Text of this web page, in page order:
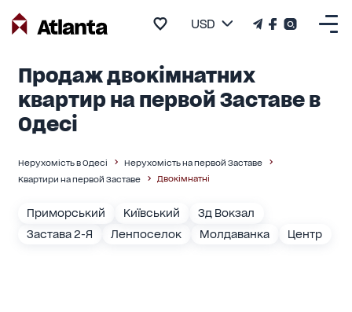
USD
Продаж двокімнатних
квартир на первой Заставе в
Одесі
Нерухомість в Одесі
Нерухомість на первой Заставе
Квартири на первой Заставе
Двокімнатні
Приморський Київський
Зд Вокзал
Застава 2-Я
Ленпоселок Молдаванка Центр